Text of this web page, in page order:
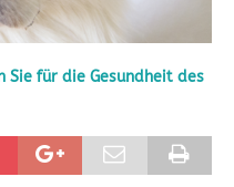
Sie für die Gesundheit des